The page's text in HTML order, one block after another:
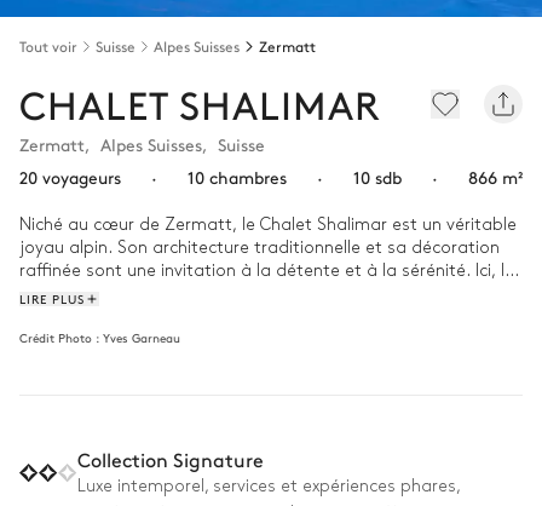
Tout voir Suisse Alpes Suisses Zermatt
CHALET SHALIMAR
Zermatt, Alpes Suisses, Suisse
20 voyageurs
· 10 chambres · 10 sdb · 866 m²
Niché au cœur de Zermatt, le Chalet Shalimar est un véritable
joyau alpin. Son architecture traditionnelle et sa décoration
raffinée sont une invitation à la détente et à la sérénité. Ici, les
matériaux nobles comme le bois et la pierre se marient
créant une ambiance à la fois accueillante et chaleureuse.
les pistes les plus proches, accessibles à pied depuis votre
refuge. L'après-midi, succombez à la douceur de la piscine
chauffée ou à la quiétude du hammam et du sauna. En fin de
LIRE PLUS
Crédit Photo : Yves Garneau
Collection Signature
Luxe intemporel, services et expériences phares,